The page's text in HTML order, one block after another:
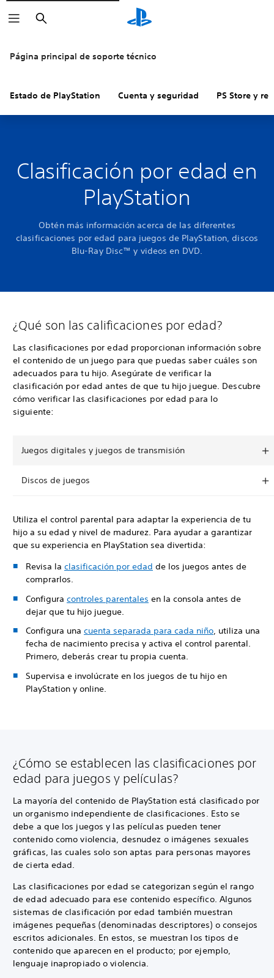
Buscar
Página principal de soporte técnico
Estado de PlayStation Cuenta y seguridad PS Store y
Clasificación por edad en
PlayStation
Obtén más información acerca de las diferentes
clasificaciones por edad para juegos de PlayStation, discos
Blu-Ray Disc™ y videos en DVD.
¿Qué son las calificaciones por edad?
Las clasificaciones por edad proporcionan información sobre
el contenido de un juego para que puedas saber cuáles son
adecuados para tu hijo. Asegúrate de verificar la
clasificación por edad antes de que tu hijo juegue. Descubre
cómo verificar las clasificaciones por edad para lo
siguiente:
Juegos digitales y juegos de transmisión
Discos de juegos
Utiliza el control parental para adaptar la experiencia de tu
hijo a su edad y nivel de madurez. Para ayudar a garantizar
que su experiencia en PlayStation sea divertida:
Revisa la clasificación por edad de los juegos antes de
comprarlos.
Configura controles parentales en la consola antes de
dejar que tu hijo juegue.
Configura una cuenta separada para cada niño, utiliza una
fecha de nacimiento precisa y activa el control parental.
Primero, deberás crear tu propia cuenta.
Supervisa e involúcrate en los juegos de tu hijo en
PlayStation y online.
¿Cómo se establecen las clasificaciones por
edad para juegos y películas?
La mayoría del contenido de PlayStation está clasificado por
un organismo independiente de clasificaciones. Esto se
debe a que los juegos y las películas pueden tener
contenido como violencia, desnudez o imágenes sexuales
gráficas, las cuales solo son aptas para personas mayores
de cierta edad.
Las clasificaciones por edad se categorizan según el rango
de edad adecuado para ese contenido específico. Algunos
sistemas de clasificación por edad también muestran
imágenes pequeñas (denominadas descriptores) o consejos
escritos adicionales. En estos, se muestran los tipos de
contenido que aparecen en el producto; por ejemplo,
lenguaje inapropiado o violencia.